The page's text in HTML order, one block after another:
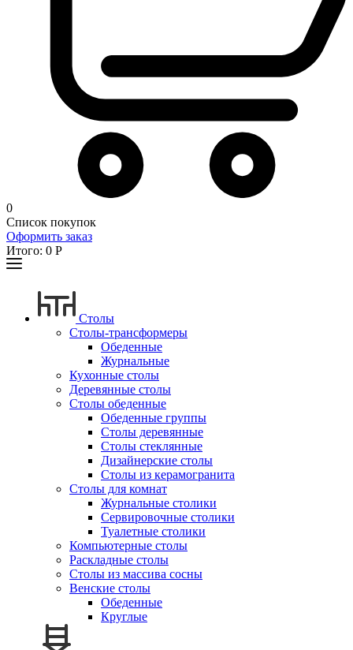
0
Список покупок
Оформить заказ
Итого: 0 Р
Столы
Столы-трансформеры
Обеденные
Журнальные
Кухонные столы
Деревянные столы
Столы обеденные
Обеденные группы
Столы деревянные
Столы стеклянные
Дизайнерские столы
Столы из керамогранита
Столы для комнат
Журнальные столики
Сервировочные столики
Туалетные столики
Компьютерные столы
Раскладные столы
Столы из массива сосны
Венские столы
Обеденные
Круглые